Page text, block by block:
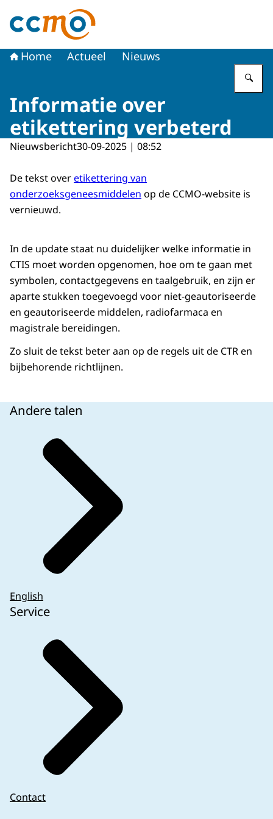
Naar de homepage van Centrale Commissie
Home Actueel Nieuws
Informatie over
etikettering verbeterd
Nieuwsbericht30-09-2025 | 08:52
De tekst overetikettering van
onderzoeksgeneesmiddelen op de CCMO-website is
vernieuwd.
In de update staat nu duidelijker welke informatie in
CTIS moet worden opgenomen, hoe om te gaan met
symbolen, contactgegevens en taalgebruik, en zijn er
aparte stukken toegevoegd voor niet-geautoriseerde
en geautoriseerde middelen, radiofarmaca en
magistrale bereidingen.
Zo sluit de tekst beter aan op de regels uit de CTR en
bijbehorende richtlijnen.
Andere talen
English
Service
Contact